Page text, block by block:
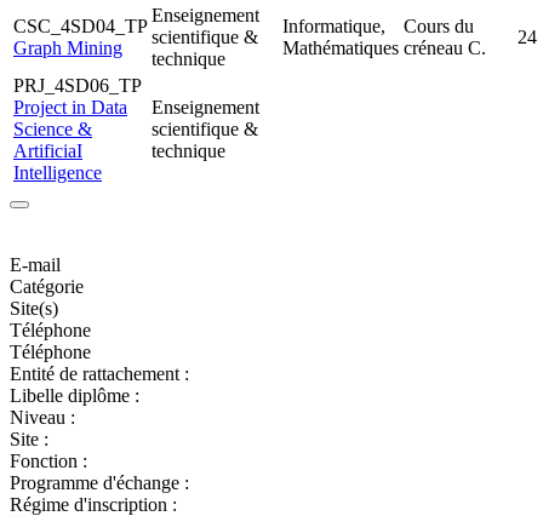
CSC_4SD04_TP
Graph Mining
Enseignement
scientifique &
technique
Informatique,
Mathématiques
Cours du
créneau C.
24
PRJ_4SD06_TP
Project in Data
Science &
ArtificiaI
Intelligence
Enseignement
scientifique &
technique
E-mail
Catégorie
Site(s)
Téléphone
Téléphone
Entité de rattachement :
Libelle diplôme :
Niveau :
Site :
Fonction :
Programme d'échange :
Régime d'inscription :